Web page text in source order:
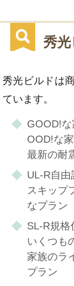
秀
秀光ビルドは
ています。
GOOD!
OOD!な
最新の耐
UL-R自
スキップ
なプラン
SL-R規格
いくつも
家族のラ
プラン